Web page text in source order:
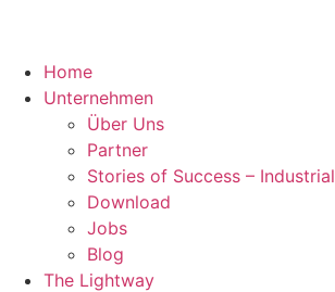
Home
Unternehmen
Über Uns
Partner
Stories of Success – Industrial
Download
Jobs
Blog
The Lightway